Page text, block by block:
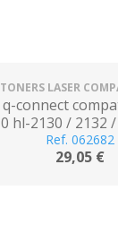
TONERS LASER
connect
hl-2130 / 2132
1.000 pag.
Ref. 062682
29,05 €